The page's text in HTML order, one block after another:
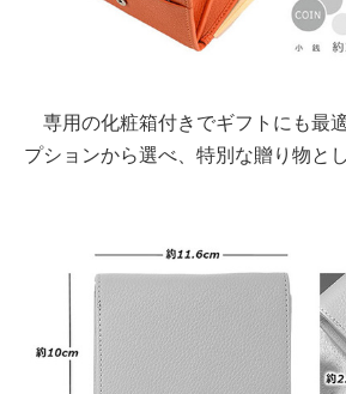
専用の化粧箱付きでギフトにも最
プションから選べ、特別な贈り物と